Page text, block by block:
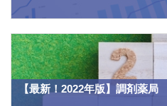
【最新！2022年版】調剤薬